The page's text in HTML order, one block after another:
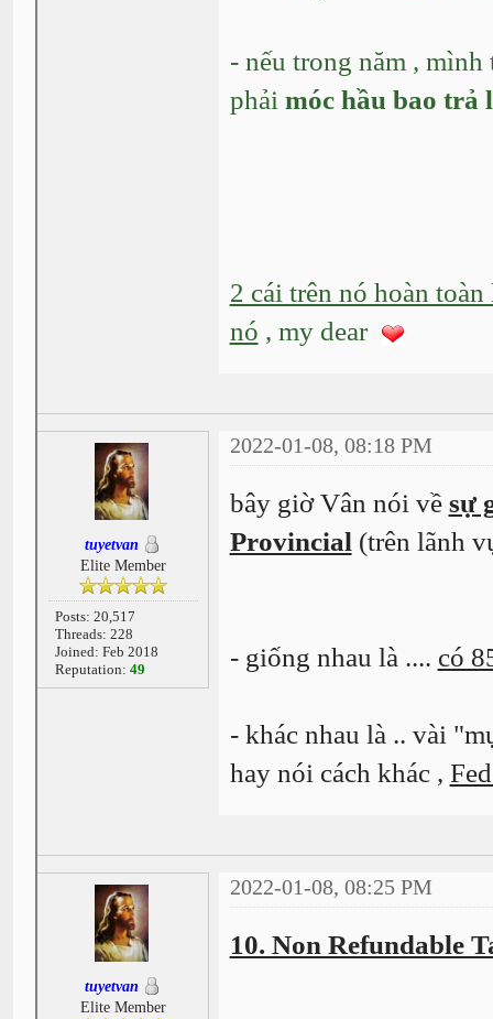
- nếu trong năm ,
phải móc hầu bao trả
2 cái trên nó hoàn
nó , my dear
tuyetvan
Elite Member
Posts: 20,517
Threads: 228
Joined: Feb 2018
Reputation: 49
2022-01-08, 08:18 PM
bây giờ Vân nói về sự
Provincial (trên lãnh
- giống nhau là .... có
- khác nhau là .. vài
hay nói cách khác ,
tuyetvan
Elite Member
2022-01-08, 08:25 PM
10. Non Refundable